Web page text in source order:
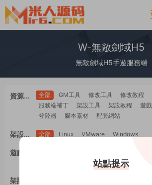
W-無敵劍域H5
無敵劍域H5手遊服務端
資源類
全部 GM工具 修改工具 修改教程
服務端補丁
架設工具 架設教程 遊
登陸器
腳本素材 配套網站
架設系
全部 Linux VMware Windows
遊戲平
多端互通 工具類
架設難
站點提示